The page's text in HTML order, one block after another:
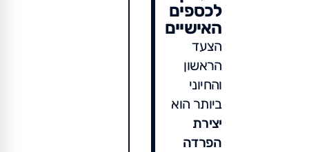
לכספים
האישיים
הצעד
הראשון
והחיוני
ביותר הוא
יצירת
הפרדה